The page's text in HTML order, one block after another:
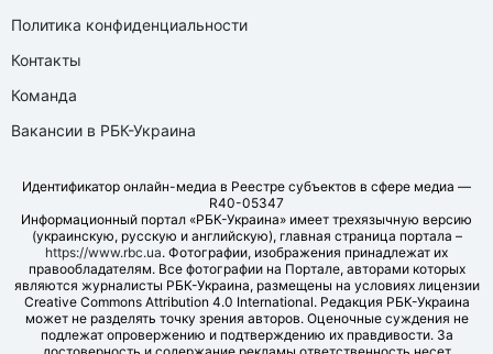
Политика конфиденциальности
Контакты
Команда
Вакансии в РБК-Украина
Идентификатор онлайн-медиа в Реестре субъектов в сфере медиа —
R40-05347
Информационный портал «РБК-Украина» имеет трехязычную версию
(украинскую, русскую и английскую), главная страница портала –
https://www.rbc.ua. Фотографии, изображения принадлежат их
правообладателям. Все фотографии на Портале, авторами которых
являются журналисты РБК-Украина, размещены на условиях лицензии
Creative Commons Attribution 4.0 International. Редакция РБК-Украина
может не разделять точку зрения авторов. Оценочные суждения не
подлежат опровержению и подтверждению их правдивости. За